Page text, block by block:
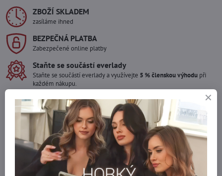
ZBOŽÍ SKLADEM
zasíláme ihned
BEZPEČNÁ PLATBA
Zabezpečené online platby
Staňte se součástí everlady
Staňte se součástí everlady a využívejte 5 % členskou výhodu při
každém nákupu.
Výhoda se vám automaticky uplatní v košíku.
Máte zájem o více kusů ?
Kontaktujte nás na mail, zboží pro Vás doskladníme!
info​@everlady​.eu